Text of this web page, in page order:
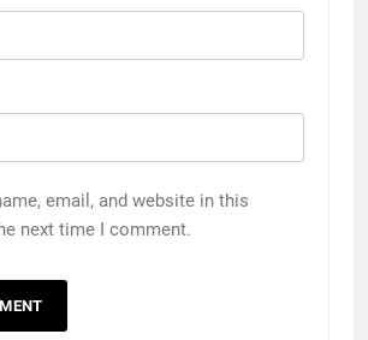
email, and website in this
next time I comment.